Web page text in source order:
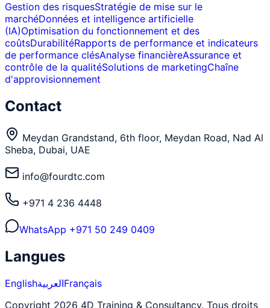
Gestion des risquesStratégie de mise sur le
marchéDonnées et intelligence artificielle
(IA)Optimisation du fonctionnement et des
coûtsDurabilitéRapports de performance et indicateurs
de performance clésAnalyse financièreAssurance et
contrôle de la qualitéSolutions de marketingChaîne
d'approvisionnement
Contact
Meydan Grandstand, 6th floor, Meydan Road, Nad Al
Sheba, Dubai, UAE
info@fourdtc.com
+971 4 236 4448
WhatsApp +971 50 249 0409
Langues
EnglishالعربيةFrançais
Copyright 2026 4D Training & Consultancy. Tous droits